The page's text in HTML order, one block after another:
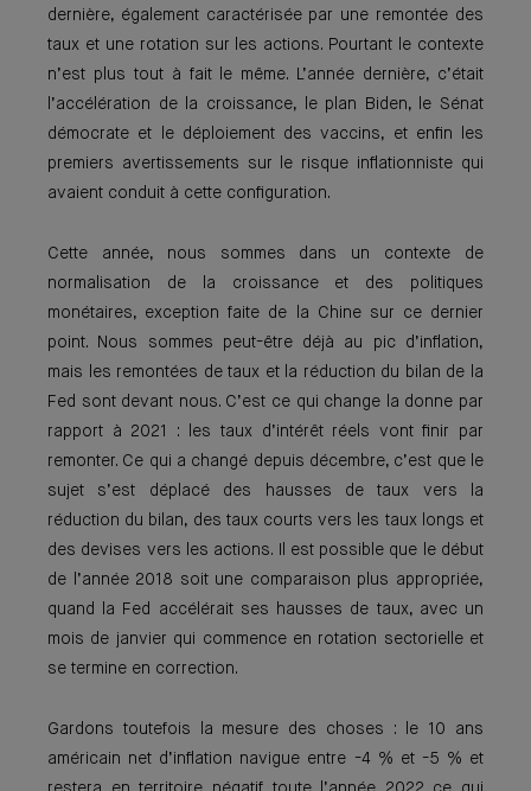
dernière, également caractérisée par une remontée des
taux et une rotation sur les actions. Pourtant le contexte
n’est plus tout à fait le même. L’année dernière, c’était
l’accélération de la croissance, le plan Biden, le Sénat
démocrate et le déploiement des vaccins, et enfin les
premiers avertissements sur le risque inflationniste qui
avaient conduit à cette configuration.
Cette année, nous sommes dans un contexte de
normalisation de la croissance et des politiques
monétaires, exception faite de la Chine sur ce dernier
point. Nous sommes peut-être déjà au pic d’inflation,
mais les remontées de taux et la réduction du bilan de la
Fed sont devant nous. C’est ce qui change la donne par
rapport à 2021 : les taux d’intérêt réels vont finir par
remonter. Ce qui a changé depuis décembre, c’est que le
sujet s’est déplacé des hausses de taux vers la
réduction du bilan, des taux courts vers les taux longs et
des devises vers les actions. Il est possible que le début
de l’année 2018 soit une comparaison plus appropriée,
quand la Fed accélérait ses hausses de taux, avec un
mois de janvier qui commence en rotation sectorielle et
se termine en correction.
Gardons toutefois la mesure des choses : le 10 ans
américain net d’inflation navigue entre -4 % et -5 % et